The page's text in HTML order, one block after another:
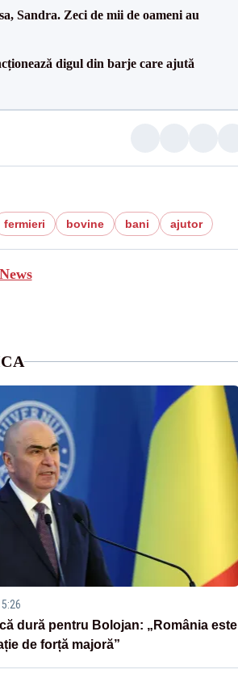
Sandra. Zeci de mii de oameni au
digul din barje care ajută
fermieri bovine bani ajutor
dură pentru Bolojan: „România este
de forță majoră”